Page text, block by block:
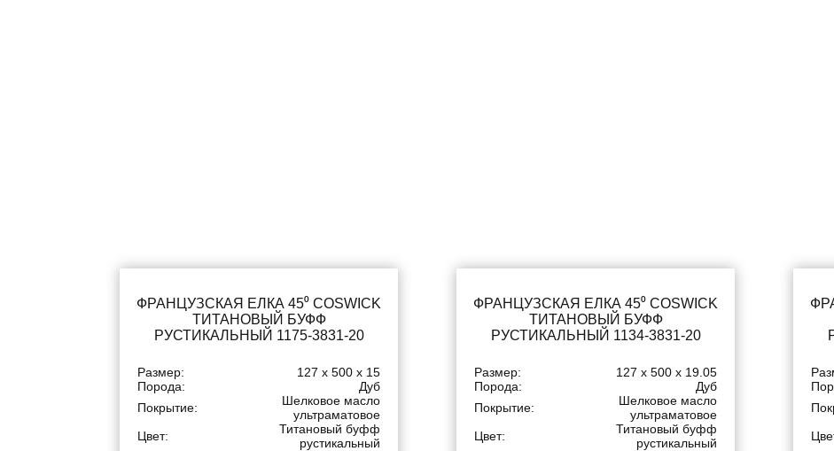
ФРАНЦУЗСКАЯ ЕЛКА 45⁰ COSWICK
ТИТАНОВЫЙ БУФФ
РУСТИКАЛЬНЫЙ 1175-3831-20
Размер:
127 x 500 x 15
Порода:
Дуб
Покрытие:
Шелковое масло
ультраматовое
Цвет:
Титановый буфф
рустикальный
ФРАНЦУЗСКАЯ ЕЛКА 45⁰ COSWICK
ТИТАНОВЫЙ БУФФ
РУСТИКАЛЬНЫЙ 1134-3831-20
Размер:
127 x 500 x 19.05
Порода:
Дуб
Покрытие:
Шелковое масло
ультраматовое
Цвет:
Титановый буфф
рустикальный